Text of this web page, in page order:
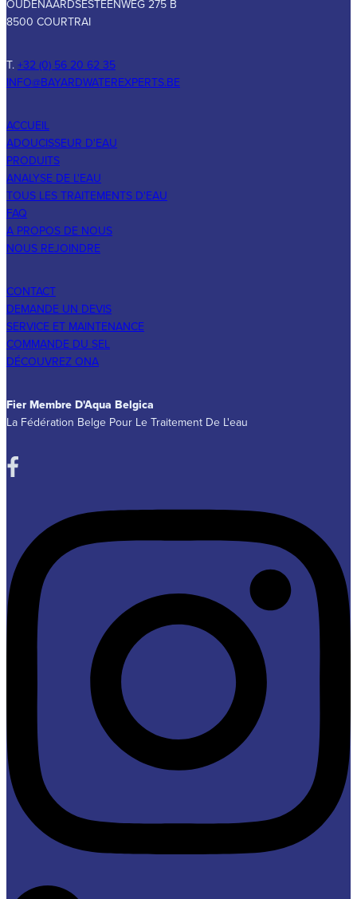
OUDENAARDSESTEENWEG 275 B
8500 COURTRAI
T. +32 (0) 56 20 62 35
INFO@BAYARDWATEREXPERTS.BE
ACCUEIL
ADOUCISSEUR D'EAU
PRODUITS
ANALYSE DE L'EAU
TOUS LES TRAITEMENTS D'EAU
FAQ
A PROPOS DE NOUS
NOUS REJOINDRE
CONTACT
DEMANDE UN DEVIS
SERVICE ET MAINTENANCE
COMMANDE DU SEL
DÉCOUVREZ ONA
Fier Membre D'Aqua Belgica
La Fédération Belge Pour Le Traitement De L'eau